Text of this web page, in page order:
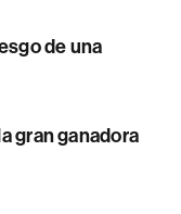
de una
gran ganadora